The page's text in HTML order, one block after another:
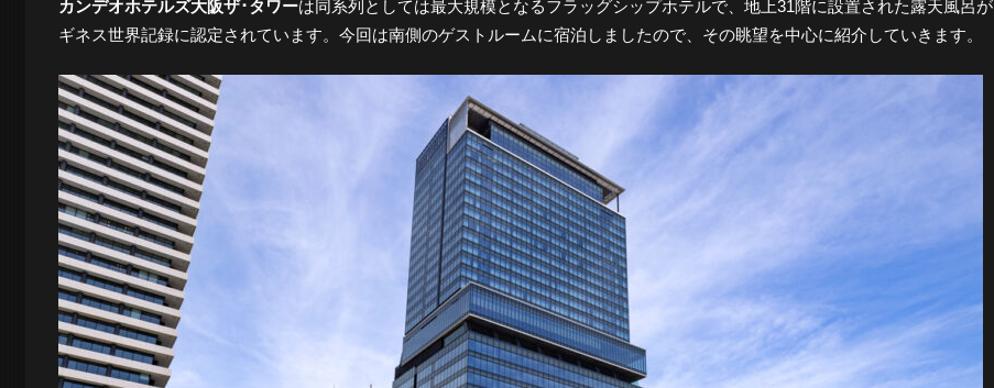
ロ
グ
-
大
阪
カンデオホテルズ大阪ザ･タワーは同系列としては最大規模となるフラッグシップホテルで、地上31階に設置された露天風呂が
ギネス世界記録に認定されています。今回は南側のゲストルームに宿泊しましたので、その眺望を中心に紹介していきます。